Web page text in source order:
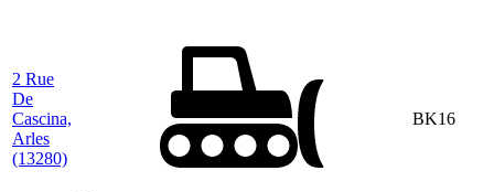
2 Rue
De
Cascina,
Arles
(13280)
BK16